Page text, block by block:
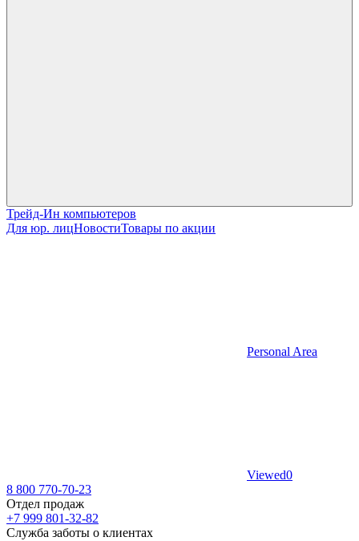
Трейд-Ин компьютеров
Для юр. лицНовостиТовары по акции
Personal Area
Viewed0
8 800 770-70-23
Отдел продаж
+7 999 801-32-82
Служба заботы о клиентах